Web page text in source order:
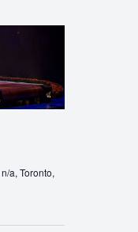
n/a, Toronto,